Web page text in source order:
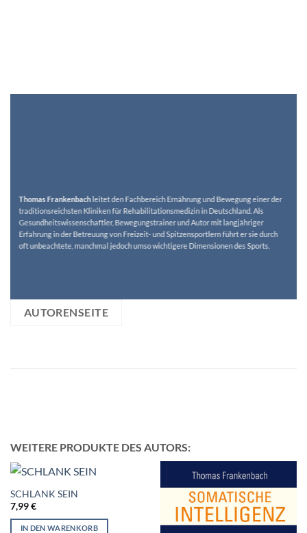
Thomas Frankenbachleitet den Fachbereich Ernährung und Bewegung einer der
traditionsreichsten Kliniken für Rehabilitationsmedizin in Deutschland. Als
Gesundheitswissenschaftler, Bewegungstrainer und Autor mit langjähriger
Erfahrung in der Betreuung von Freizeit- und Spitzensportlern führt er sie durch
oft unbeachtete, manchmal jedoch umso wichtigere Dimensionen des Sports.
AUTORENSEITE
WEITERE PRODUKTE DES AUTORS:
SCHLANK SEIN
7,99€
IN DEN WARENKORB